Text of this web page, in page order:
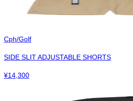
Cph/Golf
SIDE SLIT ADJUSTABLE SHORTS
¥14,300